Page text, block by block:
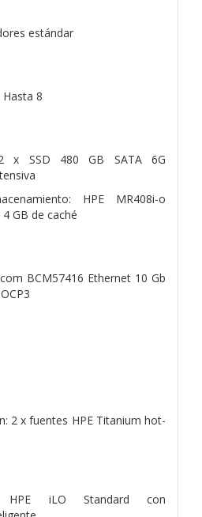
estándar
Hasta 8
2 x SSD 480 GB SATA 6G
HPE MR408i-o
GB de caché
BCM57416 Ethernet 10 Gb
2 x fuentes HPE Titanium hot-
HPE iLO Standard con